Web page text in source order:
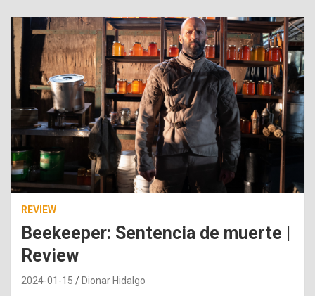
REVIEW
Beekeeper: Sentencia de muerte |
Review
2024-01-15 Dionar Hidalgo